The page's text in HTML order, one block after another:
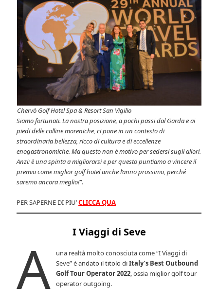
Chervò Golf Hotel Spa & Resort San Vigilio
Siamo fortunati. La nostra posizione, a pochi passi dal Garda e ai
piedi delle colline moreniche, ci pone in un contesto di
straordinaria bellezza, ricco di cultura e di eccellenze
enogastronomiche. Ma questo non è motivo per sedersi sugli allori.
Anzi: è una spinta a migliorarsi e per questo puntiamo a vincere il
premio come miglior golf hotel anche l’anno prossimo, perché
saremo ancora meglio!”.
PER SAPERNE DI PIU’CLICCA QUA
I Viaggi di Seve
A
una realtà molto conosciuta come “I Viaggi di
Seve” è andato il titolo diItaly’s Best Outbound
Golf Tour Operator 2022, ossia miglior golf tour
operator outgoing.